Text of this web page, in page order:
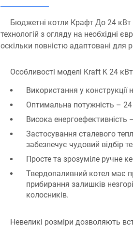
Бюджетні котли Крафт До 24 кВт
технологій з огляду на необхідні
оскільки повністю адаптовані для
Особливості моделі Kraft K 24
Використання у конструкції
Оптимальна потужність – 24
Висока енергоефективність
Застосування сталевого
забезпечує чудовий відбір
Просте та зрозуміле ручне
Твердопаливний котел має
прибирання залишків
колосників.
Невеликі розміри дозволяють